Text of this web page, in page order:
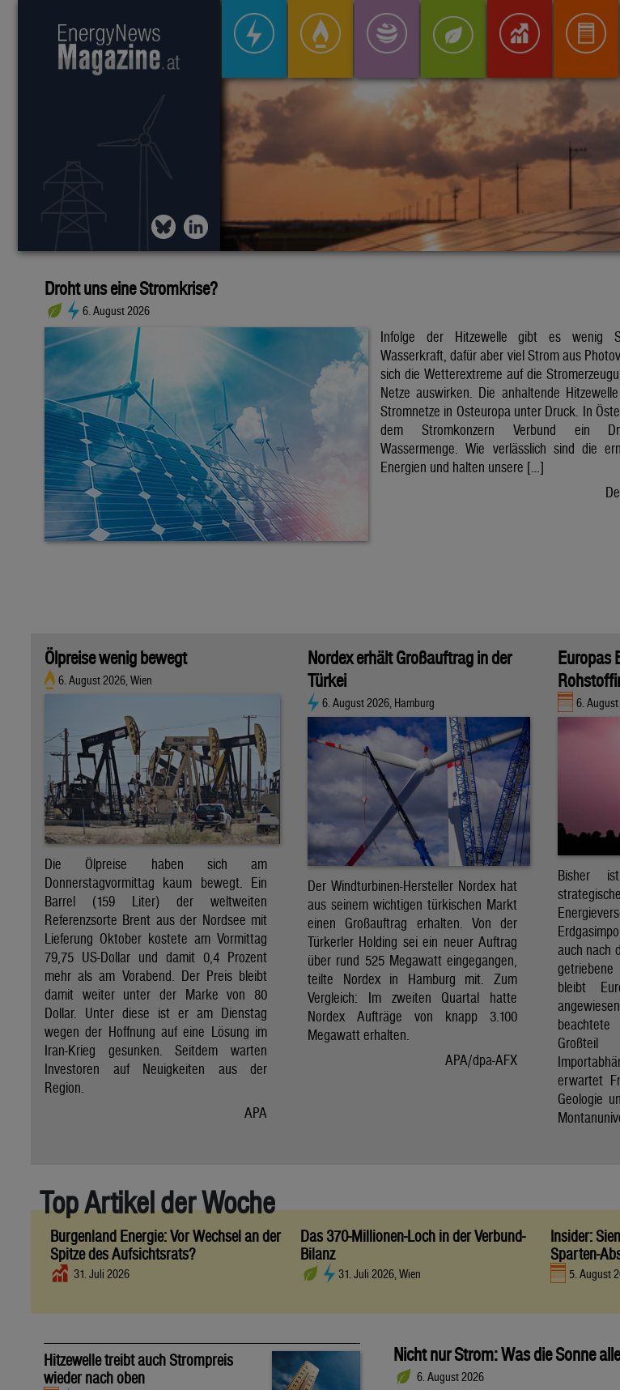
Droht uns eine Stromkrise?
6. August 2026
Infolge der Hitzewelle gibt es wenig
Wasserkraft, dafür aber viel Strom aus
sich die Wetterextreme auf die
Netze auswirken. Die anhaltende
Stromnetze in Osteuropa unter Druck. In
dem Stromkonzern Verbund ein
Wassermenge. Wie verlässlich sind die
Energien und halten unsere […]
Ölpreise wenig bewegt
6. August 2026, Wien
Die Ölpreise haben sich am
Donnerstagvormittag kaum bewegt. Ein
Barrel (159 Liter) der weltweiten
Referenzsorte Brent aus der Nordsee mit
Lieferung Oktober kostete am Vormittag
79,75 US-Dollar und damit 0,4 Prozent
mehr als am Vorabend. Der Preis bleibt
damit weiter unter der Marke von 80
Dollar. Unter diese ist er am Dienstag
wegen der Hoffnung auf eine Lösung im
Iran-Krieg gesunken. Seitdem warten
Investoren auf Neuigkeiten aus der
Region.
APA
Nordex erhält Großauftrag in der
Türkei
6. August 2026, Hamburg
Der Windturbinen-Hersteller Nordex hat
aus seinem wichtigen türkischen Markt
einen Großauftrag erhalten. Von der
Türkerler Holding sei ein neuer Auftrag
über rund 525 Megawatt eingegangen,
teilte Nordex in Hamburg mit. Zum
Vergleich: Im zweiten Quartal hatte
Nordex Aufträge von knapp 3.100
Megawatt erhalten.
APA/dpa-AFX
Europas
6.
Bisher
auch nach
getriebene
bleibt
erwartet
Geologie
Top Artikel der Woche
Burgenland Energie: Vor Wechsel an der
Spitze des Aufsichtsrats?
31. Juli 2026
Das 370-Millionen-Loch in der Verbund-
Bilanz
31. Juli 2026, Wien
Insider:
Sparten-
5. August
Hitzewelle treibt auch Strompreis
wieder nach oben
Nicht nur Strom: Was die Sonne
6. August 2026